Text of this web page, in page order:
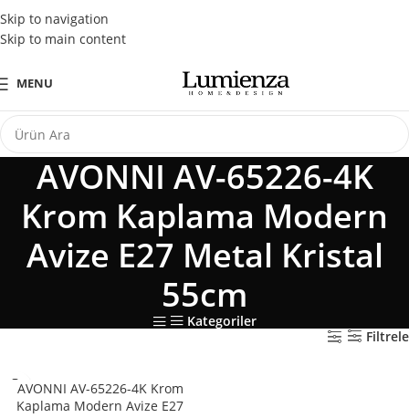
Skip to navigation
Skip to main content
Tüm Kredi Kartlarına Peşin Fiyatına 3 Taksit Fırsatı
MENU
AVONNI AV-65226-4K
Krom Kaplama Modern
Avize E27 Metal Kristal
55cm
Kategoriler
Filtrele
AVONNI AV-65226-4K Krom
Kaplama Modern Avize E27